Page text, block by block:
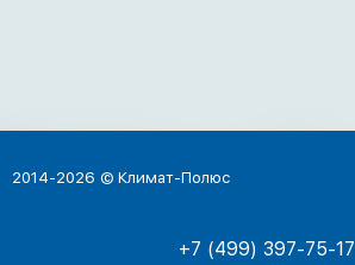
2014-2026 © Климат-Полюс
+7 (499) 397-75-17